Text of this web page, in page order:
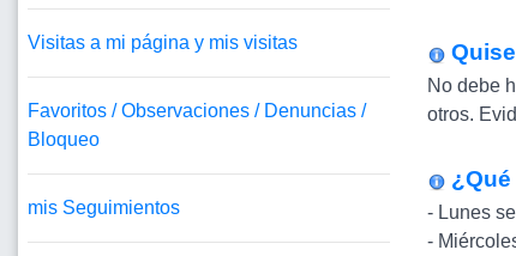
Visitas a mi página y mis visitas
Favoritos / Observaciones / Denuncias /
Bloqueo
mis Seguimientos
No debe
otros.
- Lunes
-